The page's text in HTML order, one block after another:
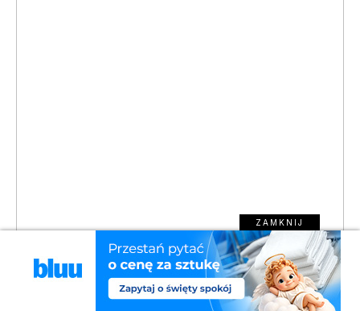
ZAMKNIJ